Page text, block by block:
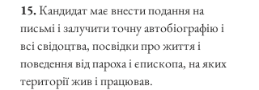
15.Кандидат має внести подання на
письмі і залучити точну автобіографію і
всі свідоцтва, посвідки про життя і
поведення від пароха і єпископа, на яких
території жив і працював.